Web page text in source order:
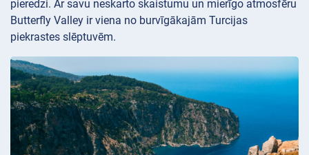
pieredzi. Ar savu neskarto skaistumu un mierīgo atmosfēru
Butterfly Valley ir viena no burvīgākajām Turcijas
piekrastes slēptuvēm.